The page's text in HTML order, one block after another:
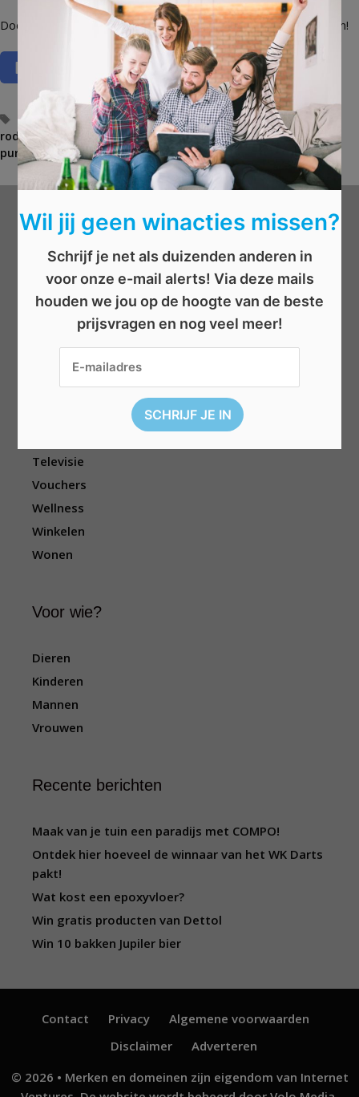
Doe snel mee aan dezewinactiedoor het Memory spel te spelen!
T
a
g
s
bodycreme, dag allemaal,magazine,memory,rituals,
roddelblad
scrub,spel spelen,The ritual of hammam-
purifying routine,winactie
Wat wil je winnen?
Beauty
Boeken
Elektronica
Eten/drinken
Kleding
Televisie
Vouchers
Wellness
Winkelen
Wonen
Voor wie?
Dieren
Kinderen
Mannen
Vrouwen
Recente berichten
Maak van je tuin een paradijs met COMPO!
Ontdek hier hoeveel de winnaar van het WK Darts
pakt!
Wat kost een epoxyvloer?
Win gratis producten van Dettol
Win 10 bakken Jupiler bier
Contact Privacy
Algemene voorwaarden
Disclaimer
Adverteren
© 2026 • Merken en domeinen zijn eigendom van Internet
Wil jij geen winacties missen?
Schrijf je net als duizenden anderen in
voor onze e-mail alerts! Via deze mails
houden we jou op de hoogte van de beste
prijsvragen en nog veel meer!